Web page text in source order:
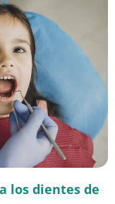
los dientes de